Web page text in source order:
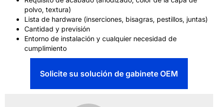
polvo, textura)
Lista de hardware (inserciones, bisagras, pestillos, juntas)
Cantidad y previsión
Entorno de instalación y cualquier necesidad de
cumplimiento
Solicite su solución de gabinete OEM